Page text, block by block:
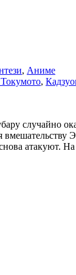
, Аниме
,
случайно
атакуют.